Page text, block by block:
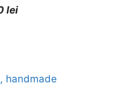
lei
handmade